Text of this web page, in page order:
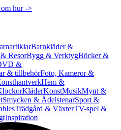
hur ->
Barnkläder &
ResorBygg & VerktygBöcker &
&
& tillbehörFoto, Kameror &
Hem &
KläderKonstMusikMynt &
Smycken & ÄdelstenarSport &
Trädgård & VäxterTV-spel &
Inspiration